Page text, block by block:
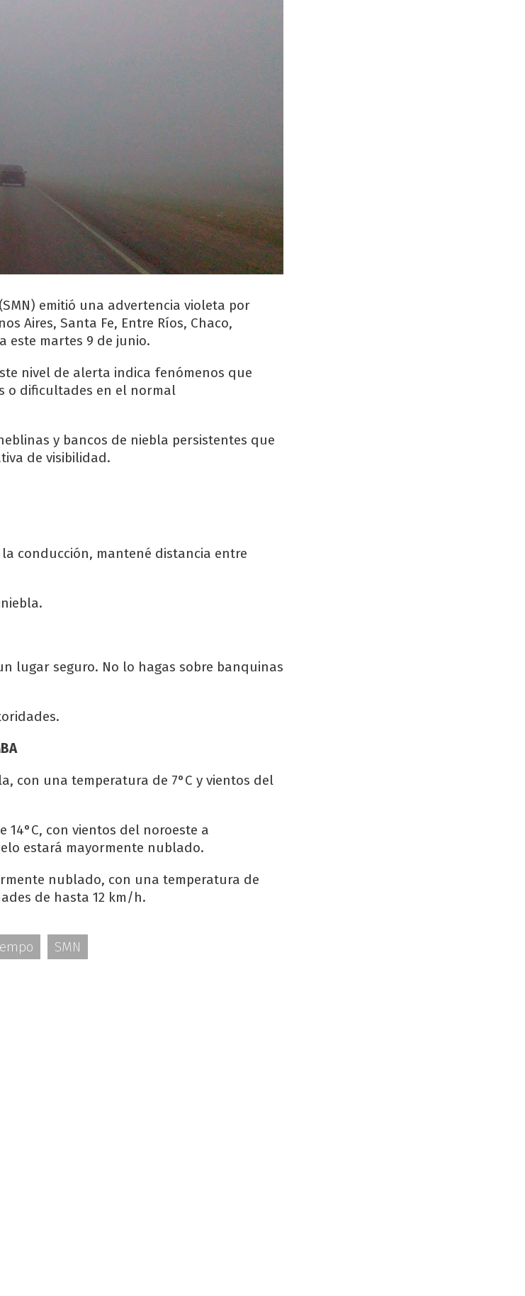
emitió una advertencia violeta por
Aires, Santa Fe, Entre Ríos, Chaco,
este martes 9 de junio.
nivel de alerta indica fenómenos que
o dificultades en el normal
y bancos de niebla persistentes que
de visibilidad.
conducción, mantené distancia entre
lugar seguro. No lo hagas sobre banquinas
con una temperatura de 7°C y vientos del
con vientos del noroeste a
estará mayormente nublado.
nublado, con una temperatura de
de hasta 12 km/h.
SMN